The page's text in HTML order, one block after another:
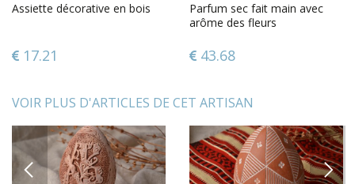
Assiette décorative en bois
17.21
Parfum sec fait main avec
arôme des fleurs
43.68
VOIR PLUS D'ARTICLES DE CET ARTISAN
PREVIOUS NEXT